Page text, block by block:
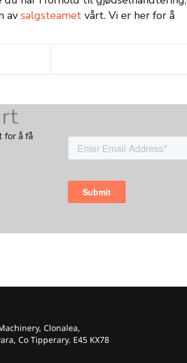
av salgsteamet vårt. Vi er her for å
for å få
Clonalea,
Co Tipperary. E45 KX78